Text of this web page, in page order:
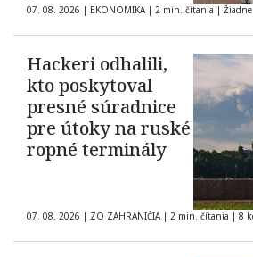
07. 08. 2026 | EKONOMIKA | 2 min. čítania |
Hackeri odhalili,
kto poskytoval
presné súradnice
pre útoky na ruské
ropné terminály
07. 08. 2026 | ZO ZAHRANIČIA | 2 min. čítania | 8